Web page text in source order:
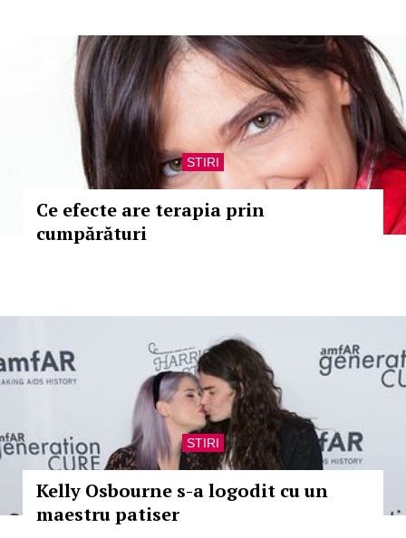
STIRI
Ce efecte are terapia prin
cumpărături
STIRI
Kelly Osbourne s-a logodit cu un
maestru patiser